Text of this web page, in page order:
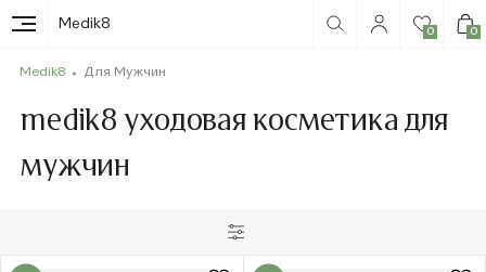
Medik8
0 0
Medik8 Для Мужчин
medik8 уходовая косметика для
мужчин